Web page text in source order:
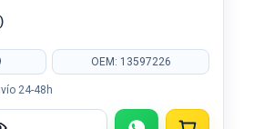
OEM: 13597226
24-48h